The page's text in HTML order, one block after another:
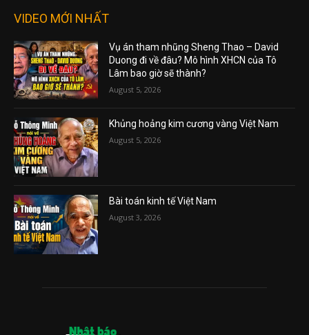
VIDEO MỚI NHẤT
Vụ án tham nhũng Sheng Thao – David
Duong đi về đâu? Mô hình XHCN của Tô
Lâm bao giờ sẽ thành?
August 5, 2026
Khủng hoảng kim cương vàng Việt Nam
August 5, 2026
Bài toán kinh tế Việt Nam
August 3, 2026